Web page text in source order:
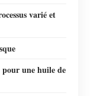
varié et
une huile de